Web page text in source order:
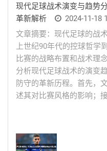
现代足球战术演变与趋势
革新解析
2024-11-18
文章摘要：现代足球的战
上世纪90年代的控球哲学
比赛的战略布置和战术理
分析现代足球战术的演变
防守的革新历程。首先，
述其对比赛风格的影响；